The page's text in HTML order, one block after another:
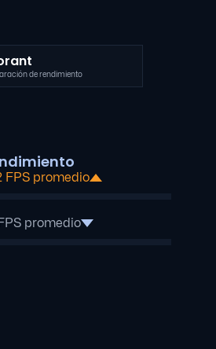
de rendimiento
FPS promedio
promedio